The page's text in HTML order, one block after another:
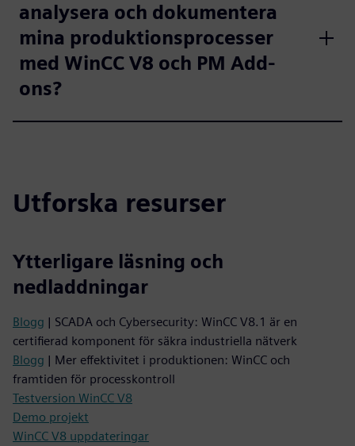
analysera och dokumentera
mina produktionsprocesser
med WinCC V8 och PM Add-
ons?
Utforska resurser
Ytterligare läsning och
nedladdningar
Blogg | SCADA och Cybersecurity: WinCC V8.1 är en
certifierad komponent för säkra industriella nätverk
Blogg | Mer effektivitet i produktionen: WinCC och
framtiden för processkontroll
Testversion WinCC V8
Demo projekt
WinCC V8 uppdateringar